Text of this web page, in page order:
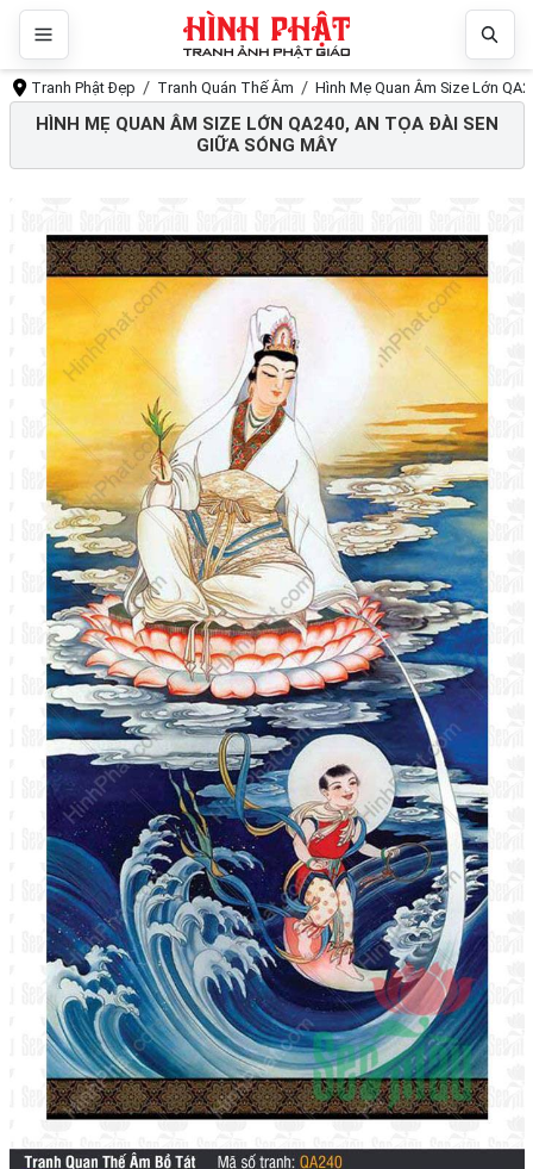
Tranh Phật Đẹp Tranh Quán Thế Âm Hình Mẹ Quan Âm Size Lớn
HÌNH MẸ QUAN ÂM SIZE LỚN QA240, AN TỌA ĐÀI SEN
GIỮA SÓNG MÂY